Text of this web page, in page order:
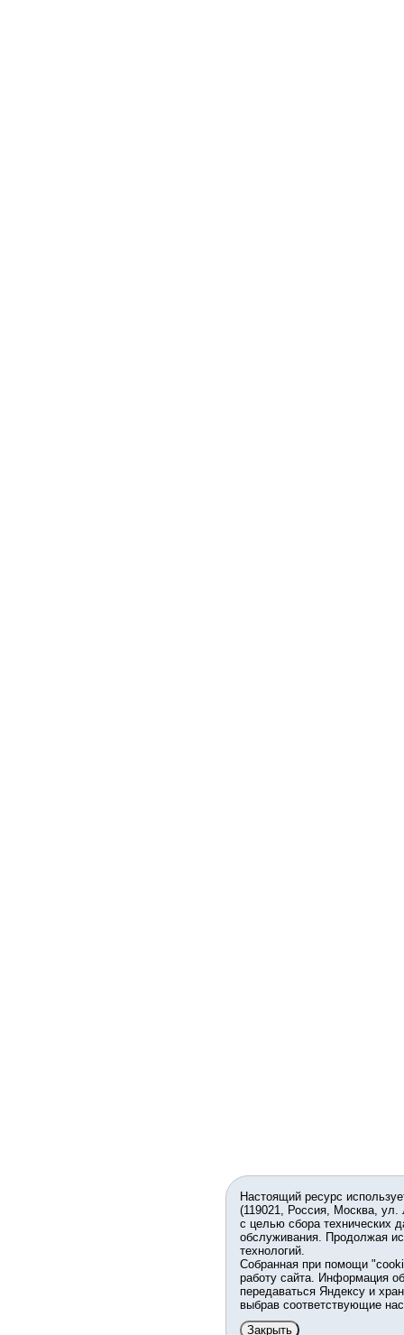
Настоящий ресурс
(119021, Россия, Москва,
с целью сбора технических
обслуживания. Продолжая
технологий.
Собранная при помощи
работу сайта. Информация
передаваться Яндексу и
выбрав соответствующие
Закрыть